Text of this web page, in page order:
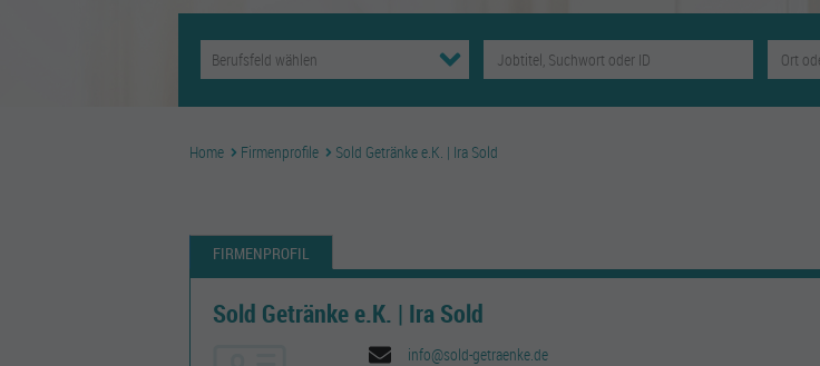
Home Firmenprofile Sold Getränke e.K. | Ira Sold
FIRMENPROFIL
Sold Getränke e.K. | Ira Sold
info@sold-getraenke.de